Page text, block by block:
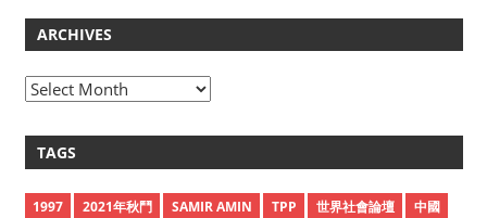
ARCHIVES
A
h
TAGS
1997 2021年秋鬥 SAMIR AMIN TPP 世界社會論壇
中國